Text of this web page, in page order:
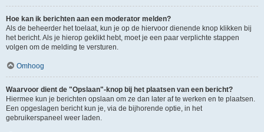
Hoe kan ik berichten aan een moderator melden?
Als de beheerder het toelaat, kun je op de hiervoor dienende knop klikken bij
het bericht. Als je hierop geklikt hebt, moet je een paar verplichte stappen
volgen om de melding te versturen.
Omhoog
Waarvoor dient de "Opslaan"-knop bij het plaatsen van een bericht?
Hiermee kun je berichten opslaan om ze dan later af te werken en te plaatsen.
Een opgeslagen bericht kun je, via de bijhorende optie, in het
gebruikerspaneel weer laden.